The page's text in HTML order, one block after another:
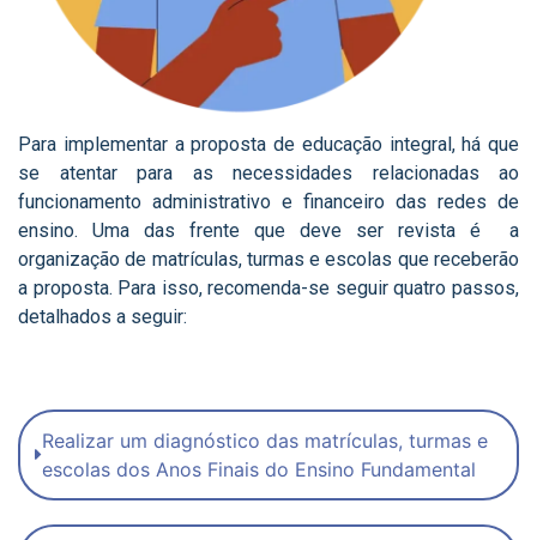
Para implementar a proposta de educação integral, há que
se atentar para as necessidades relacionadas ao
funcionamento administrativo e financeiro das redes de
ensino. Uma das frente que deve ser revista é a
organização de matrículas, turmas e escolas que receberão
a proposta. Para isso, recomenda-se seguir quatro passos,
detalhados a seguir:
Realizar um diagnóstico das matrículas, turmas e
escolas dos Anos Finais do Ensino Fundamental